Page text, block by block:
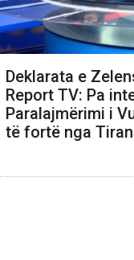
Deklarata e
Report TV: Pa
Paralajmërimi i
të fortë nga